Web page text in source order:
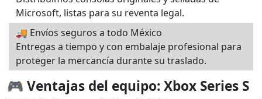
Microsoft, listas para su reventa legal.
🚚 Envíos seguros a todo México
Entregas a tiempo y con embalaje profesional para
proteger la mercancía durante su traslado.
🎮 Ventajas del equipo: Xbox Series S